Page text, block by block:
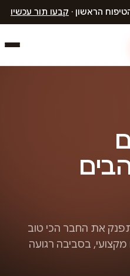
קבעו תור עכשיו
את החבר הכי טוב
בסביבה רגועה